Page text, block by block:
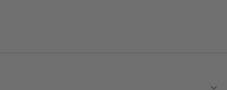
lista de favoritos